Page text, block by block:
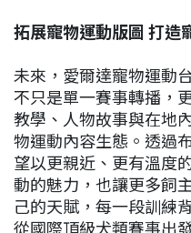
拓展寵物運動版圖 打造
未來，愛爾達寵物運動
不只是單一賽事轉播，
教學、人物故事與在地
物運動內容生態。透過
望以更親近、更有溫度
動的魅力，也讓更多飼
己的天賦，每一段訓練
從國際頂級犬類賽事出